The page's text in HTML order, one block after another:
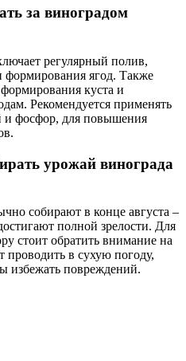
за виноградом
регулярный полив,
формирования ягод. Также
куста и
Рекомендуется применять
и фосфор, для повышения
урожай винограда
собирают в конце августа –
полной зрелости. Для
стоит обратить внимание на
проводить в сухую погоду,
избежать повреждений.